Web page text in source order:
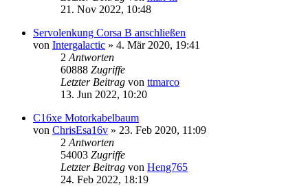
21. Nov 2022, 10:48
Servolenkung Corsa B anschließen
von Intergalactic » 4. Mär 2020, 19:41
2 Antworten
60888 Zugriffe
Letzter Beitrag von ttmarco
13. Jun 2022, 10:20
C16xe Motorkabelbaum
von ChrisEsa16v » 23. Feb 2020, 11:09
2 Antworten
54003 Zugriffe
Letzter Beitrag von Heng765
24. Feb 2022, 18:19